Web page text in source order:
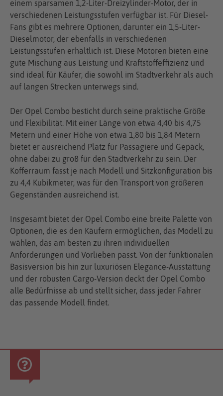
einem sparsamen 1,2-Liter-Dreizylinder-Motor, der in
verschiedenen Leistungsstufen verfügbar ist. Für Diesel-
Fans gibt es mehrere Optionen, darunter ein 1,5-Liter-
Dieselmotor, der ebenfalls in verschiedenen
Leistungsstufen erhältlich ist. Diese Motoren bieten eine
gute Mischung aus Leistung und Kraftstoffeffizienz und
sind ideal für Käufer, die sowohl im Stadtverkehr als auch
auf langen Strecken unterwegs sind.
Der Opel Combo besticht durch seine praktische Größe
und Flexibilität. Mit einer Länge von etwa 4,40 bis 4,75
Metern und einer Höhe von etwa 1,80 bis 1,84 Metern
bietet er ausreichend Platz für Passagiere und Gepäck,
ohne dabei zu groß für den Stadtverkehr zu sein. Der
Kofferraum fasst je nach Modell und Sitzkonfiguration bis
zu 4,4 Kubikmeter, was für den Transport von größeren
Gegenständen ausreichend ist.
Insgesamt bietet der Opel Combo eine breite Palette von
Optionen, die es den Käufern ermöglichen, das Modell zu
wählen, das am besten zu ihren individuellen
Anforderungen und Vorlieben passt. Von der funktionalen
Basisversion bis hin zur luxuriösen Elegance-Ausstattung
und der robusten Cargo-Version deckt der Opel Combo
alle Bedürfnisse ab und stellt sicher, dass jeder Fahrer
das passende Modell findet.